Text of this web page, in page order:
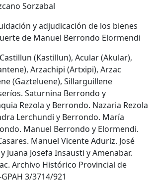
Sorzabal
y adjudicación de los bienes
de Manuel Berrondo Elormendi
(Kastillun), Acular (Akular),
Arzachipi (Artxipi), Arzac
(Gazteluene), Sillarguillene
Saturnina Berrondo y
Rezola y Berrondo. Nazaria Rezola
Lerchundi y Berrondo. María
Manuel Berrondo y Elormendi.
Manuel Vicente Aduriz. José
Juana Josefa Insausti y Amenabar.
Archivo Histórico Provincial de
3/3714/921